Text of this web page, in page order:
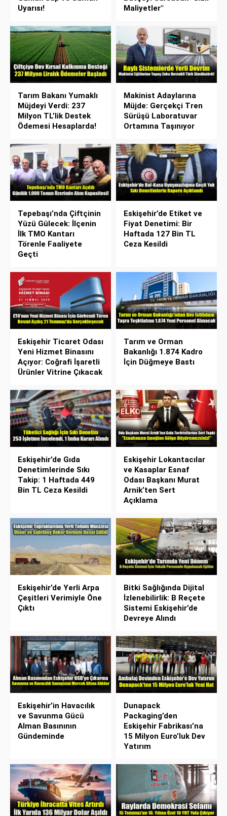
Uyarısı!
Maliyetler"
Tarım Bakanı Yumaklı
Müjdeyi Verdi: 237
Milyon TL’lik Destek
Ödemesi Hesaplarda!
Makinist Adaylarına
Müjde: Gerçekçi Tren
Sürüşü Laboratuvar
Ortamına Taşınıyor
Tepebaşı’nda Çiftçinin
Yüzü Gülecek: İlçenin
İlk TMO Kantarı
Törenle Faaliyete
Geçti
Eskişehir’de Etiket ve
Fiyat Denetimi: Bir
Haftada 127 Bin TL
Ceza Kesildi
Eskişehir Ticaret Odası
Yeni Hizmet Binasını
Açıyor: Coğrafi İşaretli
Ürünler Vitrine Çıkacak
Tarım ve Orman
Bakanlığı 1.874 Kadro
İçin Düğmeye Bastı
Eskişehir’de Gıda
Denetimlerinde Sıkı
Takip: 1 Haftada 449
Bin TL Ceza Kesildi
Eskişehir Lokantacılar
ve Kasaplar Esnaf
Odası Başkanı Murat
Arnik’ten Sert
Açıklama
Eskişehir’de Yerli Arpa
Çeşitleri Verimiyle Öne
Çıktı
Bitki Sağlığında Dijital
İzlenebilirlik: B Reçete
Sistemi Eskişehir’de
Devreye Alındı
Eskişehir’in Havacılık
ve Savunma Gücü
Alman Basınının
Gündeminde
Dunapack
Packaging’den
Eskişehir Fabrikası’na
15 Milyon Euro’luk Dev
Yatırım